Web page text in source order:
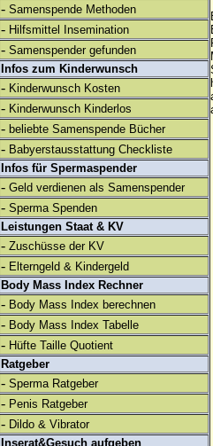
- Samenspende Methoden
- Hilfsmittel Insemination
- Samenspender gefunden
Infos zum Kinderwunsch
- Kinderwunsch Kosten
- Kinderwunsch Kinderlos
- beliebte Samenspende Bücher
- Babyerstausstattung Checkliste
Infos für Spermaspender
- Geld verdienen als Samenspender
- Sperma Spenden
Leistungen Staat & KV
- Zuschüsse der KV
- Elterngeld & Kindergeld
Body Mass Index Rechner
- Body Mass Index berechnen
- Body Mass Index Tabelle
- Hüfte Taille Quotient
Ratgeber
- Sperma Ratgeber
- Penis Ratgeber
- Dildo & Vibrator
Inserat&Gesuch aufgeben